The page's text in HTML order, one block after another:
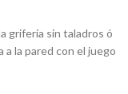
grifería sin taladros ó
la pared con el juego